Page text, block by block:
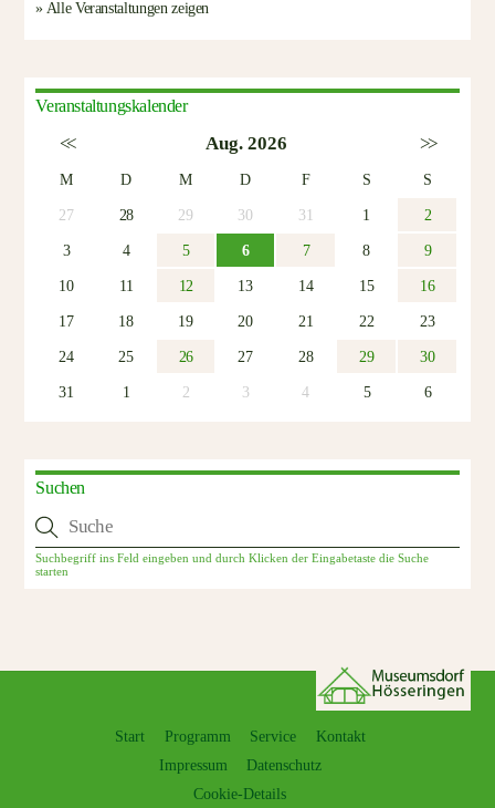
» Alle Veranstaltungen zeigen
Veranstaltungskalender
<< Aug. 2026 >>
M D M D F S
S
27
28 29 30 31 1
2
3
4 5 6 7 8
9
10
11 12 13 14 15
16
17
18 19 20 21 22
23
24
25 26 27 28 29
30
31
1 2 3 4 5 6
Suchen
Start Programm Service
Kontakt
Impressum
Datenschutz
Cookie-Details